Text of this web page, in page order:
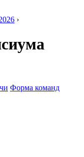
›
Форма команд